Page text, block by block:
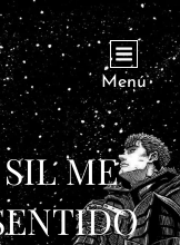
Menú
ME